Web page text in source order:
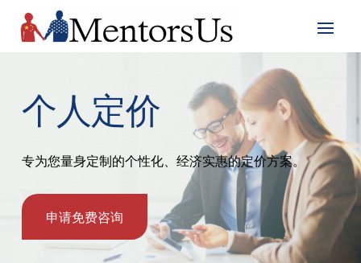
个人定价
专为您量身定制的个性化、经济实惠的定价方案。
申请免费咨询